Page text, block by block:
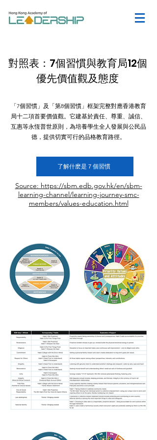
對照表：7個習慣與教育局12個
優先價值觀及態度
「7個習慣」及「第8個習慣」框架完整對應香港教育
局十二項首要價值觀。它建基於責任、尊重、誠信、
互惠等永恆普世原則，為培養學生全人發展與公民品
德，提供切實可行的品格教育路徑。
了解什麽是７個習慣
Source: https://sbm.edb.gov.hk/en/sbm-
learning-channel/learning-journey-smc-
members/values-education.html